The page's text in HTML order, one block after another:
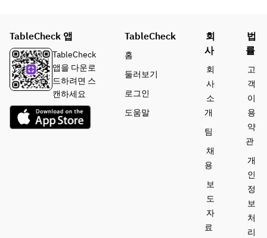
TableCheck 앱
TableCheck
앱을 다운로
드하려면 스
캔하세요
TableCheck
홈
둘러보기
로그인
도움말
회
사
회
사
소
개
팀
채
용
보
도
자
료
법
률
고
객
이
용
약
관
개
인
정
보
처
리